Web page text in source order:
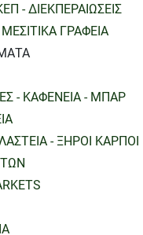
- ΔΙΕΚΠΕΡΑΙΩΣΕΙΣ
ΓΡΑΦΕΙΑ
- ΚΑΦΕΝΕΙΑ - ΜΠΑΡ
- ΞΗΡΟΙ ΚΑΡΠΟΙ